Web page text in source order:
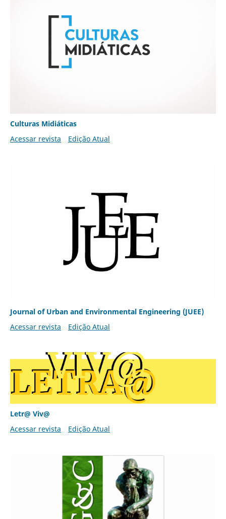
Culturas Midiáticas
Acessar revista
Edição Atual
Journal of Urban and Environmental Engineering (JUEE)
Acessar revista
Edição Atual
Letr@ Viv@
Acessar revista
Edição Atual